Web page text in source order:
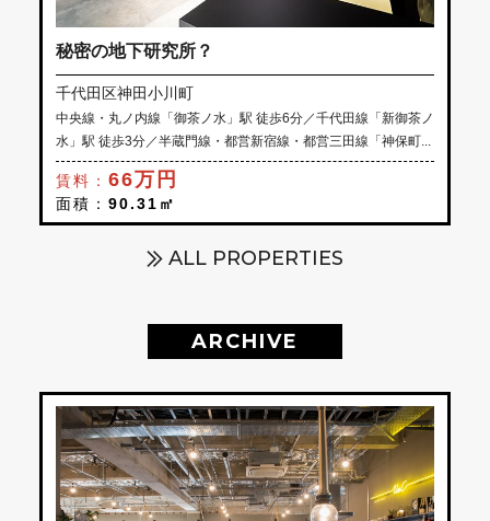
秘密の地下研究所？
千代田区神田小川町
中央線・丸ノ内線「御茶ノ水」駅 徒歩6分／千代田線「新御茶ノ
水」駅 徒歩3分／半蔵門線・都営新宿線・都営三田線「神保町...
賃料： 66万円
面積： 90.31㎡
ALL PROPERTIES
ARCHIVE